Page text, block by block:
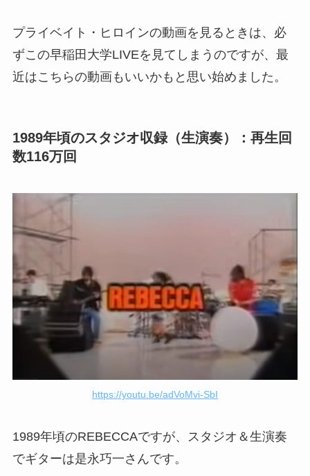
プライベイト・ヒロインの動画を見るときは、必
ずこの早稲田大学LIVEを見てしまうのですが、最
近はこちらの動画もいいかもと思い始めました。
1989年頃のスタジオ収録（生演奏）：再生回
数116万回
https://youtu.be/adVoMvi-SbI
1989年頃のREBECCAですが、スタジオ＆生演奏
でギターは是永巧一さんです。